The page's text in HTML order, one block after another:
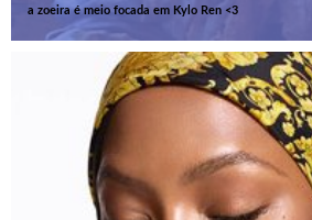
a zoeira é meio focada em Kylo Ren <3